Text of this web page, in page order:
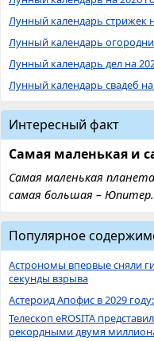
Лунный календарь стрижек
Лунный календарь
Лунный календарь дел на
Лунный календарь свадеб на
Интересный факт
Самая маленькая и
Самая маленькая
самая большая – Юпитер.
Популярное
Астрономы впервые сняли
секунды взрыва
Астероид Апофис в 2029
Телескоп eROSITA
рекордными двумя